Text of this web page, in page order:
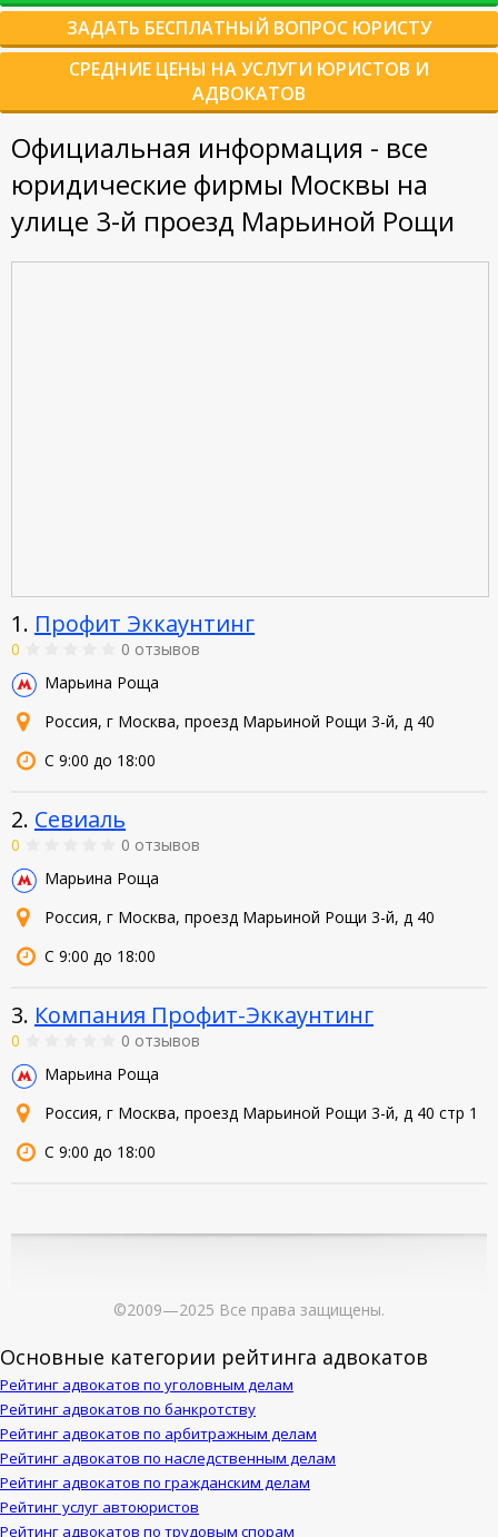
ЗАДАТЬ БЕСПЛАТНЫЙ ВОПРОС ЮРИСТУ
СРЕДНИЕ ЦЕНЫ НА УСЛУГИ ЮРИСТОВ И
АДВОКАТОВ
Официальная информация - все
юридические фирмы Москвы на
улице 3-й проезд Марьиной Рощи
1. Профит Эккаунтинг
0
0 отзывов
Марьина Роща
Россия, г Москва, проезд Марьиной Рощи 3-й, д 40
С 9:00 до 18:00
2. Севиаль
0
0 отзывов
Марьина Роща
Россия, г Москва, проезд Марьиной Рощи 3-й, д 40
С 9:00 до 18:00
3. Компания Профит-Эккаунтинг
0
0 отзывов
Марьина Роща
Россия, г Москва, проезд Марьиной Рощи 3-й, д 40 стр 1
С 9:00 до 18:00
©2009—2025 Все права защищены.
Основные категории рейтинга адвокатов
Рейтинг адвокатов по уголовным делам
Рейтинг адвокатов по банкротству
Рейтинг адвокатов по арбитражным делам
Рейтинг адвокатов по наследственным делам
Рейтинг адвокатов по гражданским делам
Рейтинг услуг автоюристов
Рейтинг адвокатов по трудовым спорам